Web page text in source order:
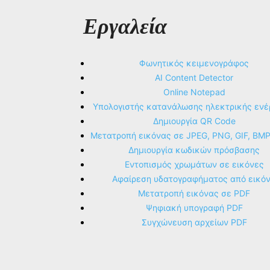
Εργαλεία
Φωνητικός κειμενογράφος
AI Content Detector
Online Notepad
Υπολογιστής κατανάλωσης ηλεκτρικής
Δημιουργία QR Code
Μετατροπή εικόνας σε JPEG, PNG, GIF,
Δημιουργία κωδικών πρόσβασης
Εντοπισμός χρωμάτων σε εικόνες
Αφαίρεση υδατογραφήματος από
Μετατροπή εικόνας σε PDF
Ψηφιακή υπογραφή PDF
Συγχώνευση αρχείων PDF